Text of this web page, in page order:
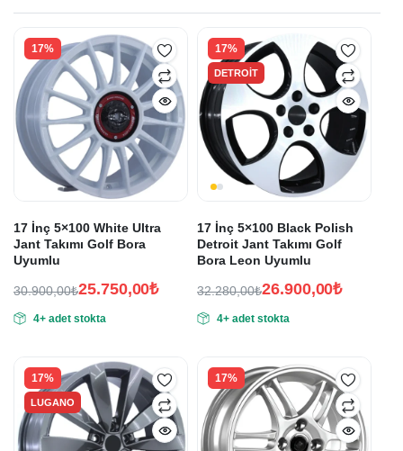
17%
17 İnç 5×100 White Ultra
Jant Takımı Golf Bora
Uyumlu
30.900,00₺
fiyat:
25.750,00₺
andaki
25.750,00₺.
4+ adet stokta
17%
DETROIT
17 İnç 5×100 Black Polish
Detroit Jant Takımı Golf
Bora Leon Uyumlu
32.280,00₺
fiyat:
26.900,00₺
andaki
26.900,00₺.
4+ adet stokta
17%
LUGANO
17%